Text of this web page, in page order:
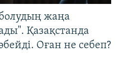
жаңа
Қазақстанда
Оған не себеп?